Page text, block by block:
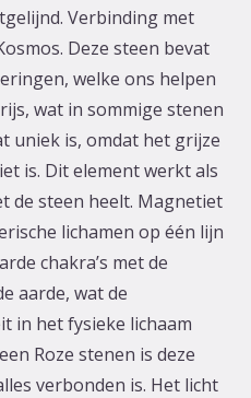
Verbinding met
Deze steen bevat
welke ons helpen
wat in sommige stenen
uniek is, omdat het grijze
is. Dit element werkt als
de steen heelt. Magnetiet
lichamen op één lijn
chakra’s met de
aarde, wat de
in het fysieke lichaam
Roze stenen is deze
verbonden is. Het licht